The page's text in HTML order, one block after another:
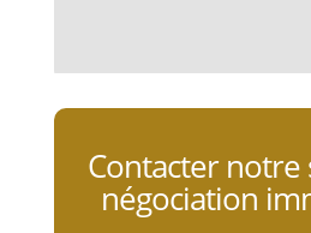
Contacter notre
négociation